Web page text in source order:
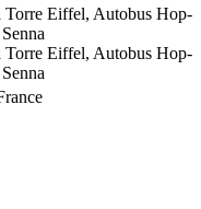
Torre Eiffel, Autobus Hop-
Torre Eiffel, Autobus Hop-